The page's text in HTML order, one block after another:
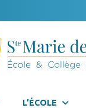
L’ÉCOLE